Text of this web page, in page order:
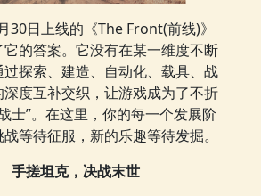
30日上线的《The Front(前线)》
的答案。它没有在某一维度不断
探索、建造、自动化、载具、战
度互补交织，让游戏成为了不折
士”。在这里，你的每一个发展阶
等待征服，新的乐趣等待发掘。
手搓坦克，决战末世